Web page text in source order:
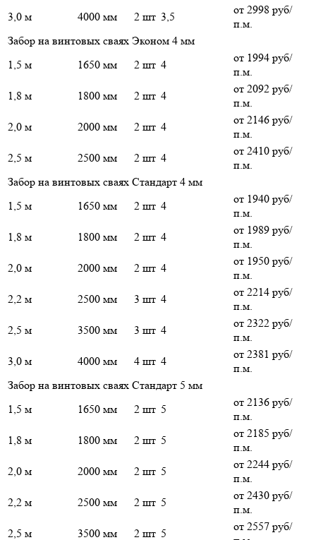
3,0 м
4000 мм 2 шт 3,5
от 2998 руб/
п.м.
Забор на винтовых сваях Эконом 4 мм
1,5 м
1650 мм 2 шт 4
от 1994 руб/
п.м.
1,8 м
1800 мм 2 шт 4
от 2092 руб/
п.м.
2,0 м
2000 мм 2 шт 4
от 2146 руб/
п.м.
2,5 м
2500 мм 2 шт 4
от 2410 руб/
п.м.
Забор на винтовых сваях Стандарт 4 мм
1,5 м
1650 мм 2 шт 4
от 1940 руб/
п.м.
1,8 м
1800 мм 2 шт 4
от 1989 руб/
п.м.
2,0 м
2000 мм 2 шт 4
от 1950 руб/
п.м.
2,2 м
2500 мм 3 шт 4
от 2214 руб/
п.м.
2,5 м
3500 мм 3 шт 4
от 2322 руб/
п.м.
3,0 м
4000 мм 4 шт 4
от 2381 руб/
п.м.
Забор на винтовых сваях Стандарт 5 мм
1,5 м
1650 мм 2 шт 5
от 2136 руб/
п.м.
1,8 м
1800 мм 2 шт 5
от 2185 руб/
п.м.
2,0 м
2000 мм 2 шт 5
от 2244 руб/
п.м.
2,2 м
2500 мм 2 шт 5
от 2430 руб/
п.м.
2,5 м
3500 мм 2 шт 5
от 2557 руб/